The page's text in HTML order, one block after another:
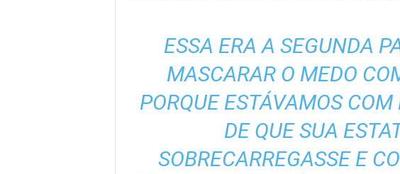
ESSA ERA A SEGUNDA
MASCARAR O MEDO
PORQUE ESTÁVAMOS
DE QUE SUA
SOBRECARREGASSE E